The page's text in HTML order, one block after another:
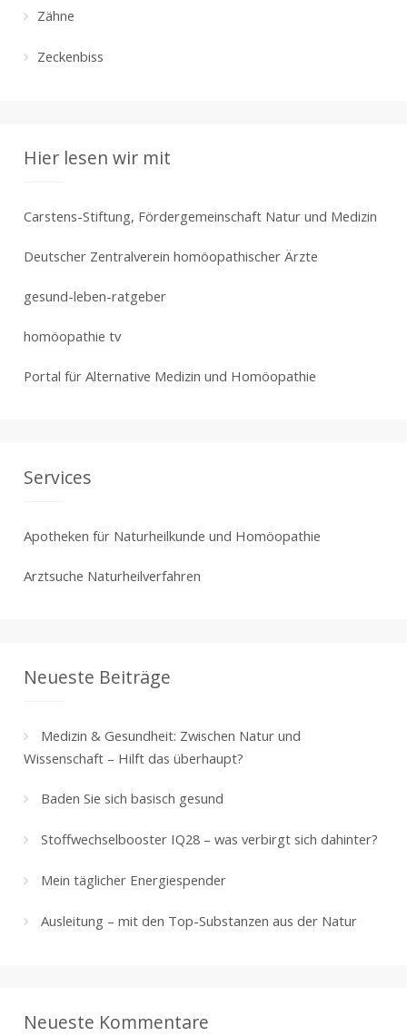
Zähne
Zeckenbiss
Hier lesen wir mit
Carstens-Stiftung, Fördergemeinschaft Natur und Medizin
Deutscher Zentralverein homöopathischer Ärzte
gesund-leben-ratgeber
homöopathie tv
Portal für Alternative Medizin und Homöopathie
Services
Apotheken für Naturheilkunde und Homöopathie
Arztsuche Naturheilverfahren
Neueste Beiträge
Medizin & Gesundheit: Zwischen Natur und
Wissenschaft – Hilft das überhaupt?
Baden Sie sich basisch gesund
Stoffwechselbooster IQ28 – was verbirgt sich dahinter?
Mein täglicher Energiespender
Ausleitung – mit den Top-Substanzen aus der Natur
Neueste Kommentare